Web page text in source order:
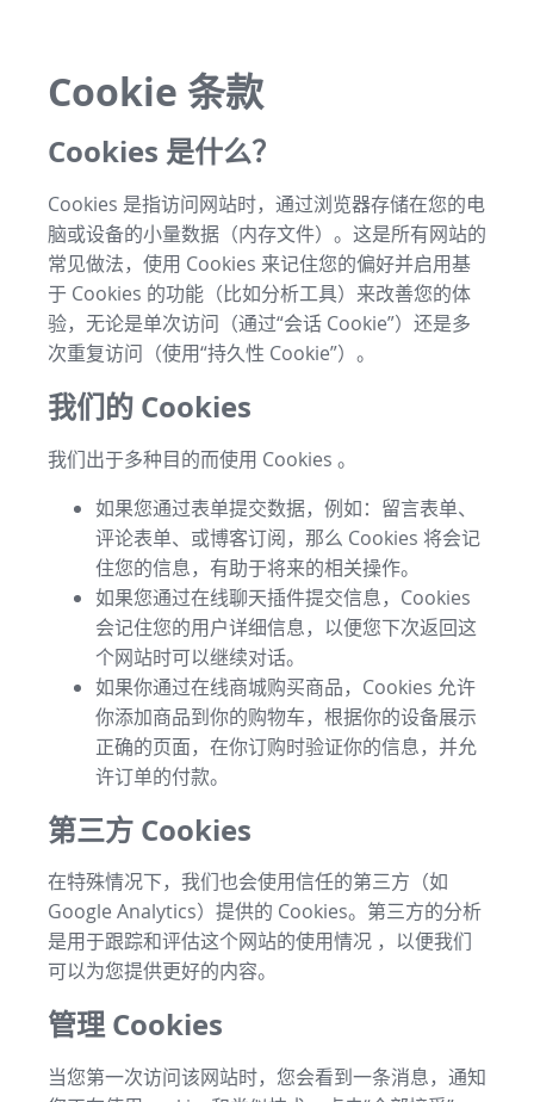
Cookie 条款
Cookies 是什么？
Cookies 是指访问网站时，通过浏览器存储在您的电
脑或设备的小量数据（内存文件）。这是所有网站的
常见做法，使用 Cookies 来记住您的偏好并启用基
于 Cookies 的功能（比如分析工具）来改善您的体
验，无论是单次访问（通过“会话 Cookie”）还是多
次重复访问（使用“持久性 Cookie”）。
我们的 Cookies
我们出于多种目的而使用 Cookies 。
如果您通过表单提交数据，例如：留言表单、
评论表单、或博客订阅，那么 Cookies 将会记
住您的信息，有助于将来的相关操作。
如果您通过在线聊天插件提交信息，Cookies
会记住您的用户详细信息，以便您下次返回这
个网站时可以继续对话。
如果你通过在线商城购买商品，Cookies 允许
你添加商品到你的购物车，根据你的设备展示
正确的页面，在你订购时验证你的信息，并允
许订单的付款。
第三方 Cookies
在特殊情况下，我们也会使用信任的第三方（如
Google Analytics）提供的 Cookies。第三方的分析
是用于跟踪和评估这个网站的使用情况 ，以便我们
可以为您提供更好的内容。
管理 Cookies
当您第一次访问该网站时，您会看到一条消息，通知